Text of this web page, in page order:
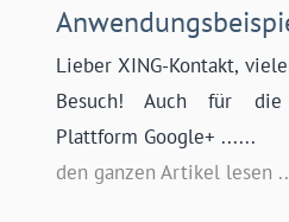
Lieber XING-Kontakt,
Besuch! Auch für
Plattform Google+ ......
den ganzen Artikel lesen